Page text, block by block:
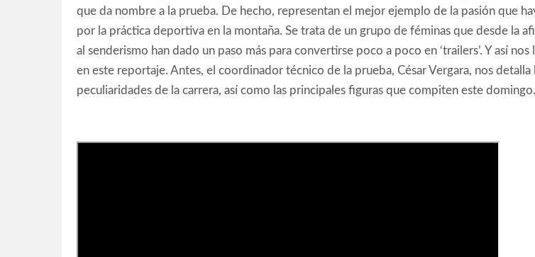
que da nombre a la prueba. De hecho, representan el mejor ejemplo de la pasión que
por la práctica deportiva en la montaña. Se trata de un grupo de féminas que desde la
al senderismo han dado un paso más para convertirse poco a poco en ‘trailers’. Y así nos
en este reportaje. Antes, el coordinador técnico de la prueba, César Vergara, nos detalla
peculiaridades de la carrera, así como las principales figuras que compiten este domingo.